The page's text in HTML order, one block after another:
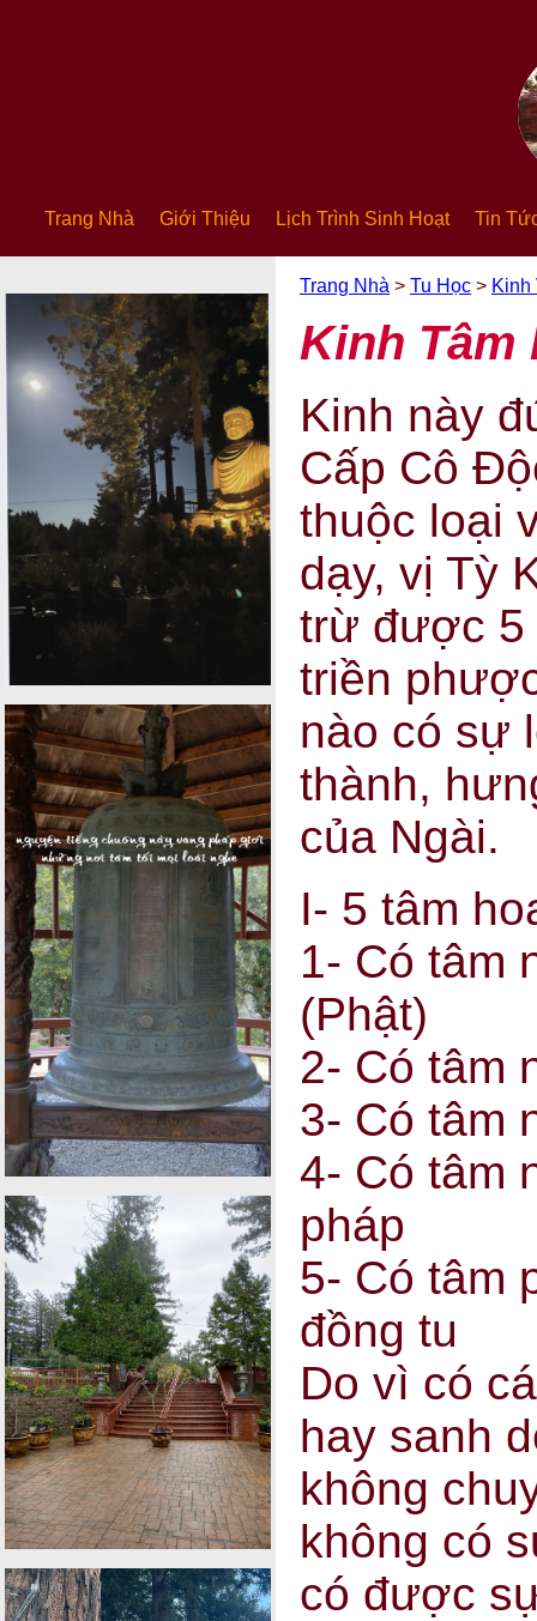
Trang Nhà Giới Thiệu Lịch Trình Sinh Hoạt Tin
Trang Nhà > Tu Học > Kinh
Kinh Tâm
Kinh này
Cấp Cô
thuộc loại
dạy, vị Tỳ
trừ được 5
triền
nào có sự
thành,
của Ngài.
I- 5 tâm
1- Có tâm
(Phật)
2- Có tâm
3- Có tâm
4- Có tâm
pháp
5- Có tâm
đồng tu
Do vì có
hay sanh
không
không có
có được